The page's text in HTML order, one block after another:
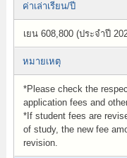
ค่าเล่าเรียน/ปี
เยน 608,800 (ประจำปี
หมายเหตุ
*Please check the
application fees and
*If student fees are
of study, the new fee
revision.